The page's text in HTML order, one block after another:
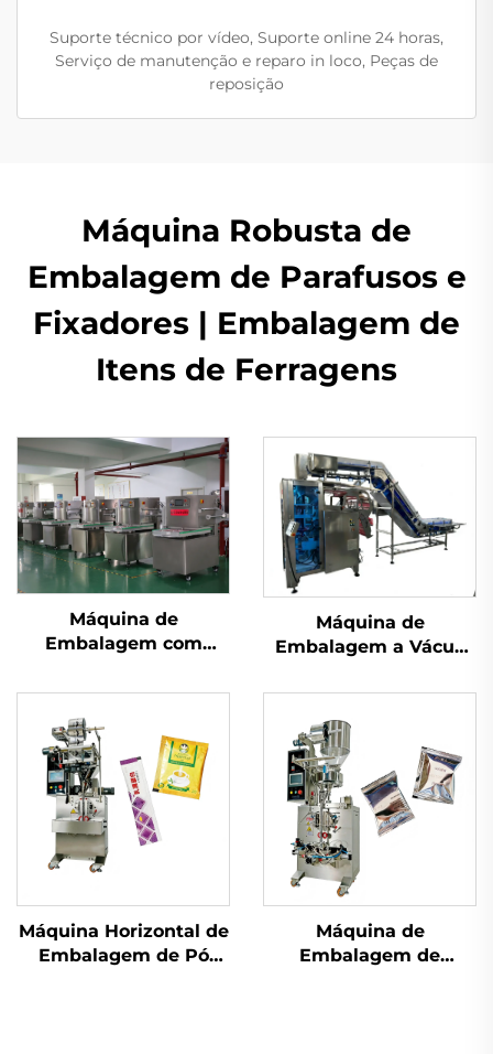
Suporte técnico por vídeo, Suporte online 24 horas,
Serviço de manutenção e reparo in loco, Peças de
reposição
Máquina Robusta de
Embalagem de Parafusos e
Fixadores | Embalagem de
Itens de Ferragens
Máquina de
Embalagem com
Máquina de
Embalagem a Vácuo
Máquina Horizontal de
Embalagem de Pó
Máquina de
Embalagem de